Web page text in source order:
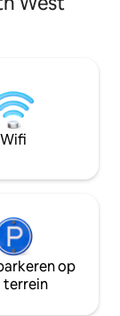
die de voorkeur
sterrenhemel bij
nachtelijke
van de
van plan (of
Wifi
op
terrein